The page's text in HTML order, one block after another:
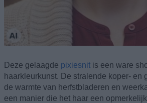
Deze gelaagde pixiesnit is een ware
haarkleurkunst. De stralende koper- en
de warmte van herfstbladeren en
een manier die het haar een